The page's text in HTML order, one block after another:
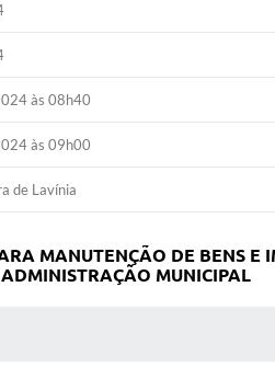
às 08h40
às 09h00
de Lavínia
MANUTENÇÃO DE BENS E
MUNICIPAL